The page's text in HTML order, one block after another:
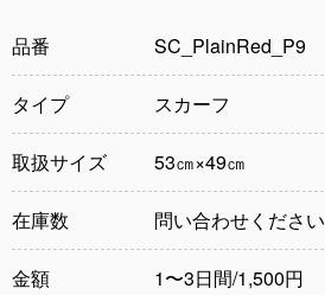
品番 SC_PlainRed_P9
タイプ スカーフ
取扱サイズ 53㎝×49㎝
在庫数 問い合わせください
金額
1〜3日間/1,500円